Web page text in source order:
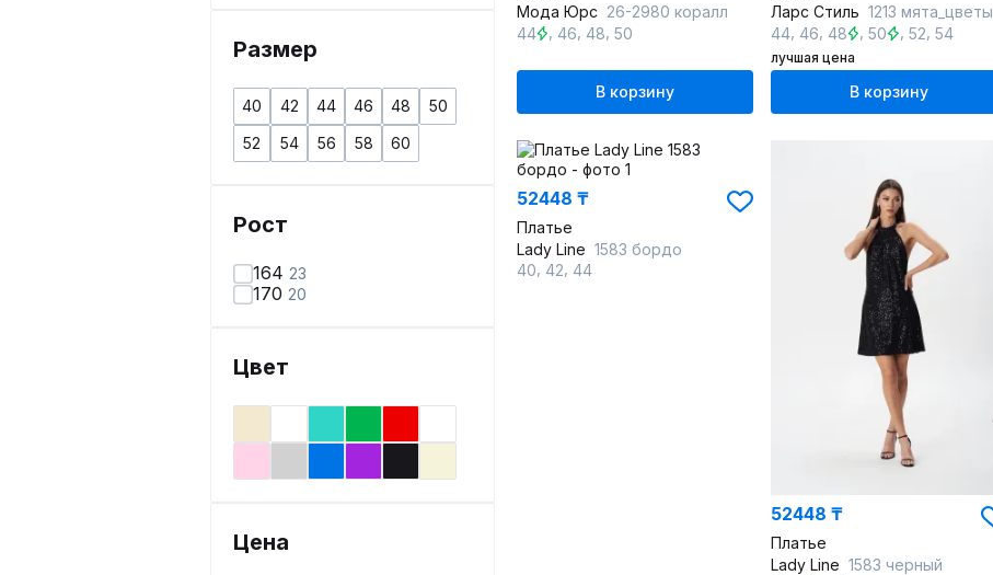
Размер
40 42 44 46 48
50
52
54 56 58 60
Рост
164 23
170 20
Цвет
Цена
Мода Юрс 26-2980 коралл
44
46 48 ,50
В корзину
Ларс Стиль 1213 мята_цветы
44 46 48 ,50 52 54
лучшая цена
В корзину
52448 ₸
Платье
Lady Line 1583 бордо
40 42 44
52448 ₸
Платье
Lady Line 1583 черный